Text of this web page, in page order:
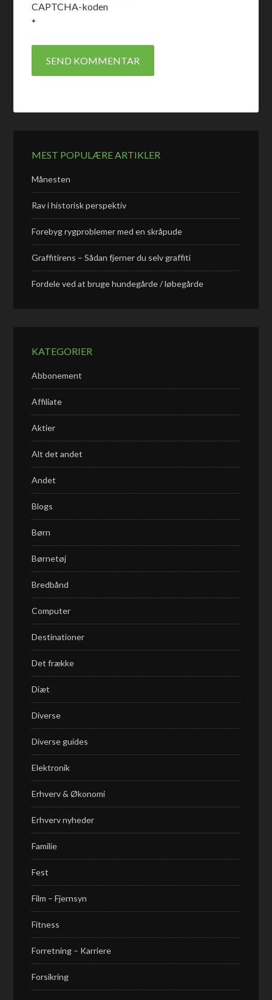
CAPTCHA-koden
*
MEST POPULÆRE ARTIKLER
Månesten
Rav i historisk perspektiv
Forebyg rygproblemer med en skråpude
Graffitirens – Sådan fjerner du selv graffiti
Fordele ved at bruge hundegårde / løbegårde
KATEGORIER
Abbonement
Affiliate
Aktier
Alt det andet
Andet
Blogs
Børn
Børnetøj
Bredbånd
Computer
Destinationer
Det frække
Diæt
Diverse
Diverse guides
Elektronik
Erhverv & Økonomi
Erhverv nyheder
Familie
Fest
Film – Fjernsyn
Fitness
Forretning – Karriere
Forsikring